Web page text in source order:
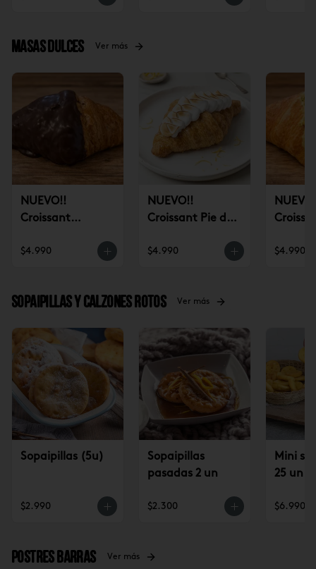
Masas dulces Ver más
NUEVO!!
Croissant
$4.990
NUEVO!!
Croissant Pie de
$4.990 $4.990
Sopaipillas y Calzones rotos Ver más
Sopaipillas (5u)
$2.990
Sopaipillas
pasadas 2 un
$2.300
Mini
25 un
$6.990
Postres Barras Ver más